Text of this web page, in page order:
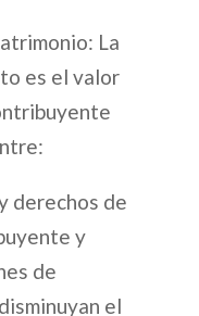
La
es el valor
derechos de
y
de
el